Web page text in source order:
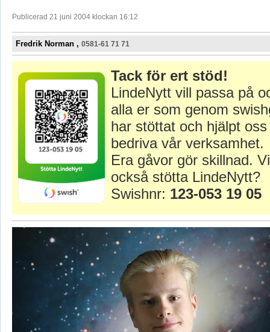
Publicerad 21 juni 2004 klockan 16:12
Fredrik Norman , 0581-61 71 71
Tack för ert stöd!
LindeNytt vill passa på
alla er som genom
har stöttat och hjälpt
bedriva vår verksamhet.
Era gåvor gör skillnad.
också stötta LindeNytt?
Swishnr: 123-053 19 05